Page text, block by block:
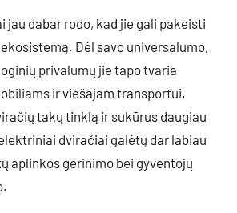
jau dabar rodo, kad jie gali pakeisti
Dėl savo universalumo,
privalumų jie tapo tvaria
ir viešajam transportui.
takų tinklą ir sukūrus daugiau
dviračiai galėtų dar labiau
aplinkos gerinimo bei gyventojų